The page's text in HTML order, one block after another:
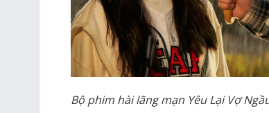
Bộ phim hài lãng mạn Yêu Lại Vợ